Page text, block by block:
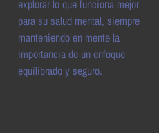
explorar lo que funciona mejor
para su salud mental, siempre
manteniendo en mente la
importancia de un enfoque
equilibrado y seguro.